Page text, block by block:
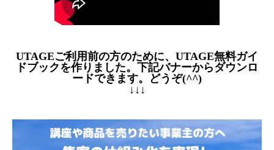
UTAGEご利用前の方のために、UTAGE無料ガイ
ドブックを作りました。下記バナーからダウンロ
ードできます。どうぞ(^^)
↓↓↓